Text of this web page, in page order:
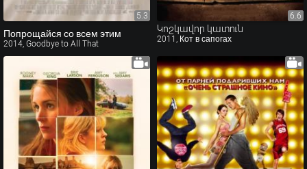
5.3
Попрощайся со всем этим
2014, Goodbye to All That
6.6
6.6
Կոշկավոր կատուն
2011, Кот в сапогах